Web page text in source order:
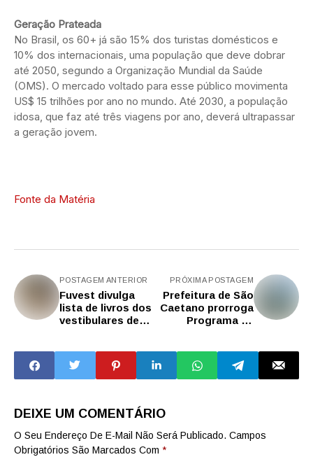
Geração Prateada
No Brasil, os 60+ já são 15% dos turistas domésticos e
10% dos internacionais, uma população que deve dobrar
até 2050, segundo a Organização Mundial da Saúde
(OMS). O mercado voltado para esse público movimenta
US$ 15 trilhões por ano no mundo. Até 2030, a população
idosa, que faz até três viagens por ano, deverá ultrapassar
a geração jovem.
Fonte da Matéria
POSTAGEM ANTERIOR
Fuvest divulga
lista de livros dos
vestibulares de
PRÓXIMA POSTAGEM
Prefeitura de São
Caetano prorroga
Programa de
e Fundação das
Artes
DEIXE UM COMENTÁRIO
O Seu Endereço De E-Mail Não Será Publicado. Campos
Obrigatórios São Marcados Com *